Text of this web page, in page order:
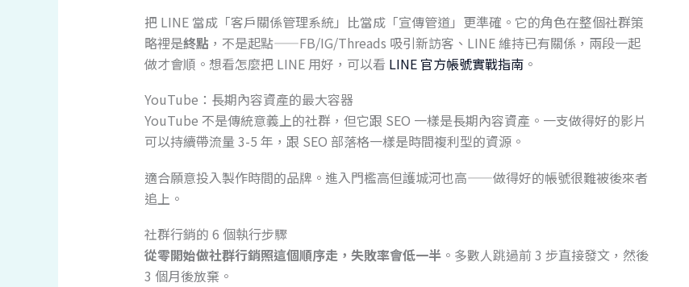
把 LINE 當成「客戶關係管理系統」比當成「宣傳管道」更準確。它的角色在整個社群策
略裡是終點 ，不是起點——FB/IG/Threads 吸引新訪客、LINE 維持已有關係，兩段一起
做才會順。想看怎麼把 LINE 用好，可以看 LINE 官方帳號實戰指南。
YouTube：長期內容資產的最大容器
YouTube 不是傳統意義上的社群，但它跟 SEO 一樣是長期內容資產。一支做得好的影片
可以持續帶流量 3-5 年，跟 SEO 部落格一樣是時間複利型的資源。
適合願意投入製作時間的品牌。進入門檻高但護城河也高——做得好的帳號很難被後來者
追上。
社群行銷的 6 個執行步驟
從零開始做社群行銷照這個順序走，失敗率會低一半。多數人跳過前 3 步直接發文，然後
3 個月後放棄。